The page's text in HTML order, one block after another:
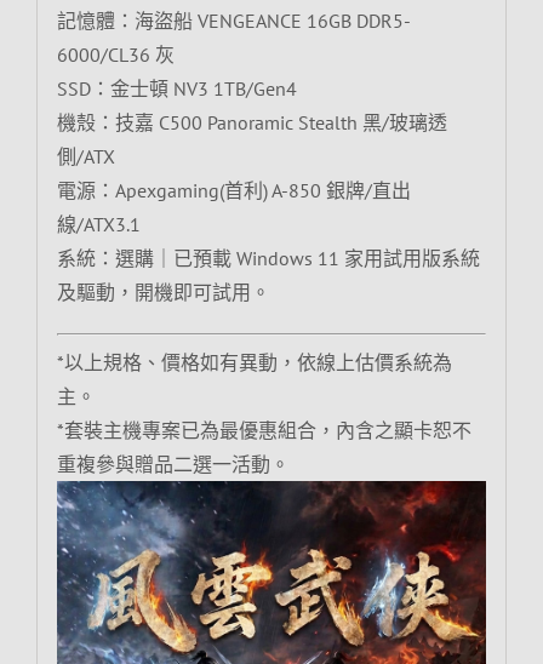
記憶體：海盜船 VENGEANCE 16GB DDR5-
6000/CL36 灰
SSD：金士頓 NV3 1TB/Gen4
機殼：技嘉 C500 Panoramic Stealth 黑/玻璃透
側/ATX
電源：Apexgaming(首利) A-850 銀牌/直出
線/ATX3.1
系統：選購｜已預載 Windows 11 家用試用版系統
及驅動，開機即可試用。
*以上規格、價格如有異動，依線上估價系統為
主。
*套裝主機專案已為最優惠組合，內含之顯卡恕不
重複參與贈品二選一活動。